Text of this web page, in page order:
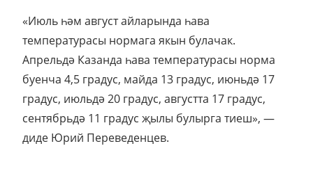
«Июль һәм август айларында һава
температурасы нормага якын булачак.
Апрельдә Казанда һава температурасы норма
буенча 4,5 градус, майда 13 градус, июньдә 17
градус, июльдә 20 градус, августта 17 градус,
сентябрьдә 11 градус җылы булырга тиеш», —
диде Юрий Переведенцев.